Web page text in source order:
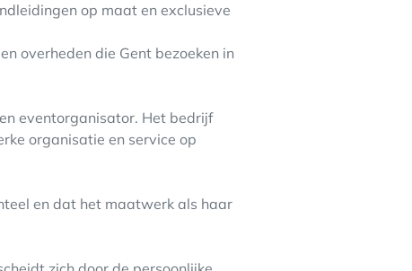
op maat en exclusieve
overheden die Gent bezoeken in
eventorganisator. Het bedrijf
organisatie en service op
en dat het maatwerk als haar